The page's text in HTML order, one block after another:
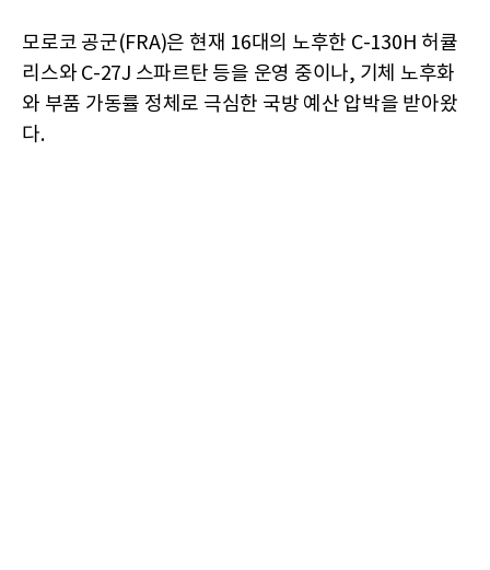
모로코 공군(FRA)은 현재 16대의 노후한 C-130H 허큘
리스와 C-27J 스파르탄 등을 운영 중이나, 기체 노후화
와 부품 가동률 정체로 극심한 국방 예산 압박을 받아왔
다.